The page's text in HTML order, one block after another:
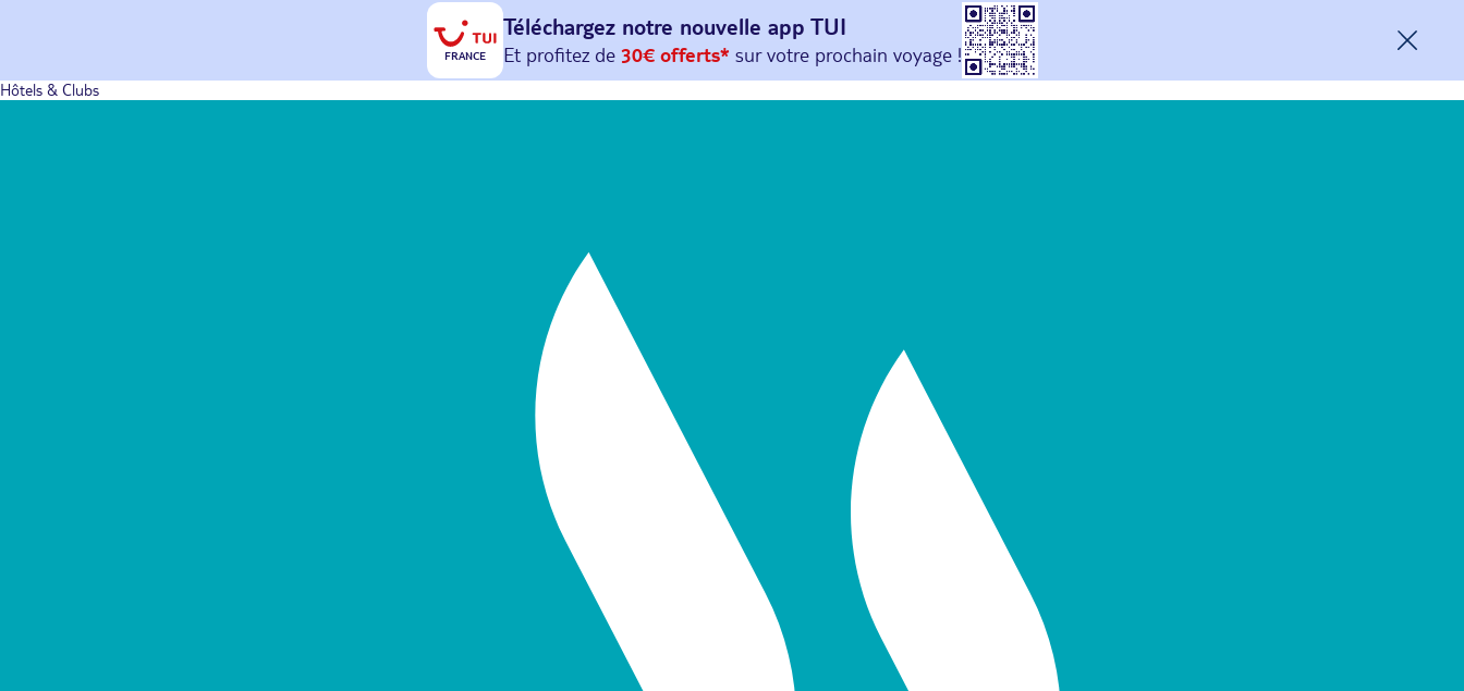
FRANCE
Téléchargez notre nouvelle app TUI
Et profitez de 30€ offerts*sur votreprochain
avec le code : HAPPYAPP
Hôtels & Clubs